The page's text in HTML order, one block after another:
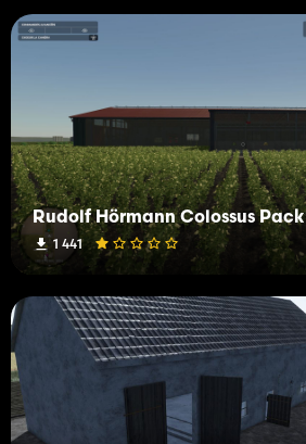
Rudolf Hörmann Colossus Pack
1 441